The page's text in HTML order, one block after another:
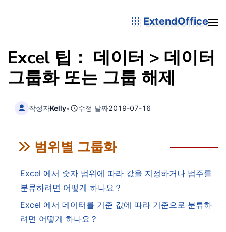
ExtendOffice
Excel 팁： 데이터 > 데이터
그룹화 또는 그룹 해제
작성자Kelly• 수정 날짜2019-07-16
범위별 그룹화
Excel 에서 숫자 범위에 따라 값을 지정하거나 범주를
분류하려면 어떻게 하나요？
Excel 에서 데이터를 기준 값에 따라 기준으로 분류하
려면 어떻게 하나요？